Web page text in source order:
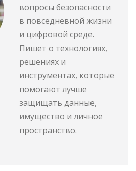
вопросы безопасности
в повседневной жизни
и цифровой среде.
Пишет о технологиях,
решениях и
инструментах, которые
помогают лучше
защищать данные,
имущество и личное
пространство.